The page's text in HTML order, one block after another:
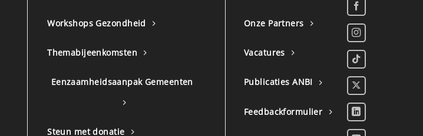
Workshops Gezondheid
Themabijeenkomsten
Eenzaamheidsaanpak Gemeenten
Steun met donatie
Onze Partners
Vacatures
Publicaties ANBI
Feedbackformulier